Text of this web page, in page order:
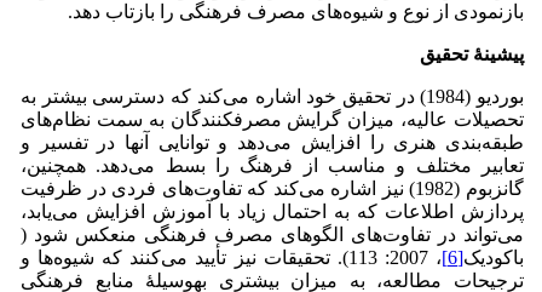
بازنمودی از نوع و شیوه‌های مصرف فرهنگی را بازتاب دهد.
پیشینۀ تحقیق
بوردیو (1984) در تحقیق خود اشاره می‌کند که دسترسی بیشتر به
تحصیلات عالیه، میزان گرایش مصرف­کنندگان به سمت نظام‌های
طبقه‌بندی هنری را افزایش می‌دهد و توانایی آنها در تفسیر و
تعابیر مختلف و مناسب از فرهنگ را بسط می‌دهد. همچنین،
گانزبوم (1982) نیز اشاره می‌کند که تفاوت‌های فردی در ظرفیت
پردازش اطلاعات که به احتمال زیاد با آموزش افزایش می‌یابد،
می‌تواند در تفاوت‌های الگوهای مصرف فرهنگی منعکس شود (
باکودیک[6]
، 2007: 113). تحقیقات نیز تأیید می‌کنند که شیوه‌ها و
ترجیحات مطالعه، به میزان بیشتری به­وسیلۀ منابع فرهنگی